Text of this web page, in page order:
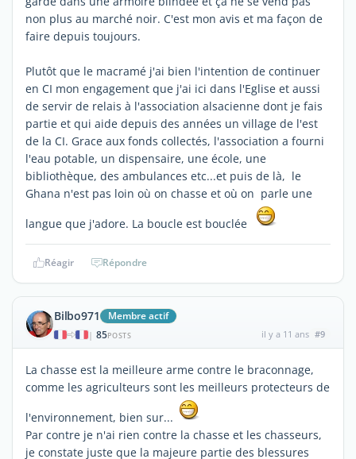
non plus au marché noir. C'est mon avis et ma façon de
faire depuis toujours.
Plutôt que le macramé j'ai bien l'intention de continuer
en CI mon engagement que j'ai ici dans l'Eglise et aussi
de servir de relais à l'association alsacienne dont je fais
partie et qui aide depuis des années un village de l'est
de la CI. Grace aux fonds collectés, l'association a fourni
l'eau potable, un dispensaire, une école, une
bibliothèque, des ambulances etc...et puis de là, le
Ghana n'est pas loin où on chasse et où on parle une
langue que j'adore. La boucle est bouclée
Réagir Répondre
Bilbo971 Membre actif
| 85POSTS il y a 11 ans #9
La chasse est la meilleure arme contre le braconnage,
comme les agriculteurs sont les meilleurs protecteurs de
l'environnement, bien sur...
Par contre je n'ai rien contre la chasse et les chasseurs,
je constate juste que la majeure partie des blessures